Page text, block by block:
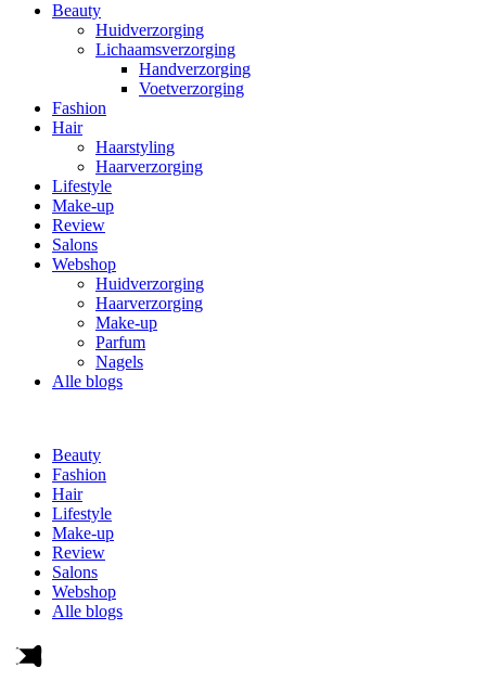
Beauty
Huidverzorging
Lichaamsverzorging
Handverzorging
Voetverzorging
Fashion
Hair
Haarstyling
Haarverzorging
Lifestyle
Make-up
Review
Salons
Webshop
Huidverzorging
Haarverzorging
Make-up
Parfum
Nagels
Alle blogs
Beauty
Fashion
Hair
Lifestyle
Make-up
Review
Salons
Webshop
Alle blogs